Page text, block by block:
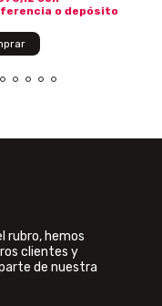
o depósito
rubro, hemos
clientes y
de nuestra